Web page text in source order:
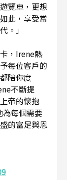
覽車，更想
此，享受當
。」
，Irene熱
每位客戶的
陪你度
不斷提
帝的懷抱
每個需要
的富足與恩